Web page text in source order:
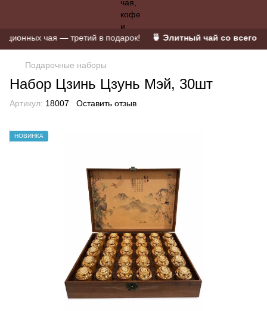
чая — третий в подарок! 🍵 Элитный чай со всего
Подарочные наборы
Набор Цзинь Цзунь Мэй, 30шт
Артикул: 18007 Оставить отзыв
НОВИНКА